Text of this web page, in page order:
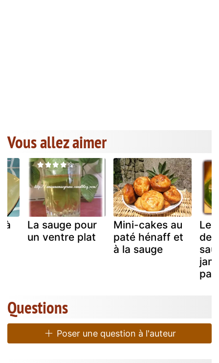
Vous allez aimer
à
La sauge pour
un ventre plat
Mini-cakes au
paté hénaff et
à la sauge
Le
de
Questions
Poser une question à l'auteur